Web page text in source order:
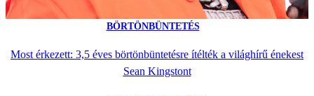
BÖRTÖNBÜNTETÉS
Most érkezett: 3,5 éves börtönbüntetésre ítélték a világhírű énekest
Sean Kingstont